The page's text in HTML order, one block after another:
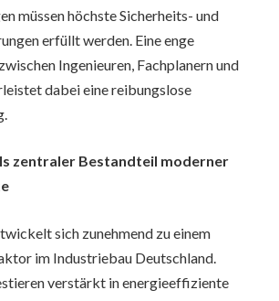
müssen höchste Sicherheits- und
erfüllt werden. Eine enge
Ingenieuren, Fachplanern und
dabei eine reibungslose
zentraler Bestandteil moderner
sich zunehmend zu einem
im Industriebau Deutschland.
verstärkt in energieeffiziente